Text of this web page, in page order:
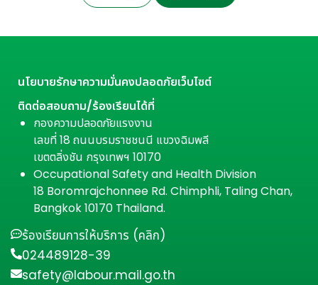
นโยบายรักษาความมั่นคงปลอดภัยเว็บไซต์
ติดต่อสอบถาม/ร้องเรียนได้ที่
กองความปลอดภัยแรงงาน
เลขที่ 18 ถนนบรมราชชนนี แขวงฉิมพลี
เขตตลิ่งชัน กรุงเทพฯ 10170
Occupational Safety and Health Division
18 Boromrajchonnee Rd. Chimphli, Taling Chan,
Bangkok 10170 Thailand.
ร้องเรียนการให้บริการ (คลิก)
024489128-39
safety@labour.mail.go.th